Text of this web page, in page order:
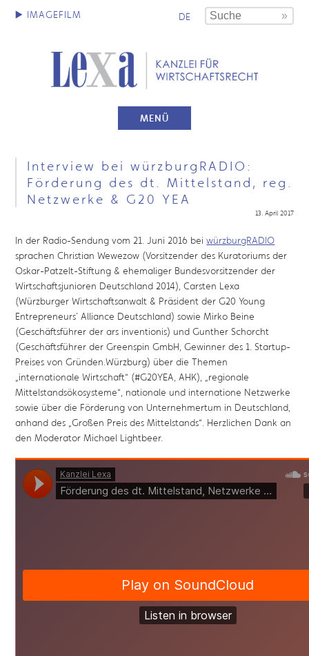
DE
MENÜ
Interview bei würzburgRADIO:
Förderung des dt. Mittelstand, reg.
Netzwerke & G20 YEA
13. April 2017
In der Radio-Sendung vom 21. Juni 2016 beiwürzburgRADIO
sprachen Christian Wewezow​ (Vorsitzender des Kuratoriums der
Oskar-Patzelt-Stiftung & ehemaliger Bundesvorsitzender der
Wirtschaftsjunioren Deutschland 2014), Carsten Lexa​
(Würzburger Wirtschaftsanwalt & Präsident der G20 Young
Entrepreneurs´ Alliance Deutschland) sowie Mirko Beine​
(Geschäftsführer der ars inventionis) und Gunther Schorcht​
(Geschäftsführer der Greenspin GmbH, Gewinner des 1. Startup-
Preises von Gründen.Würzburg​) über die Themen
„internationale Wirtschaft“ (#G20YEA, AHK), „regionale
Mittelstandsökosysteme“, nationale und internatione Netzwerke
sowie über die Förderung von Unternehmertum in Deutschland,
anhand des „Großen Preis des Mittelstands“. Herzlichen Dank an
den Moderator Michael Lightbeer​.